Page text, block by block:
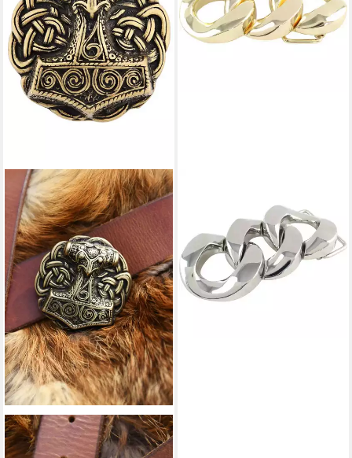
BATTLE MERCHANT
Gürtelschnalle Gürtelschnalle